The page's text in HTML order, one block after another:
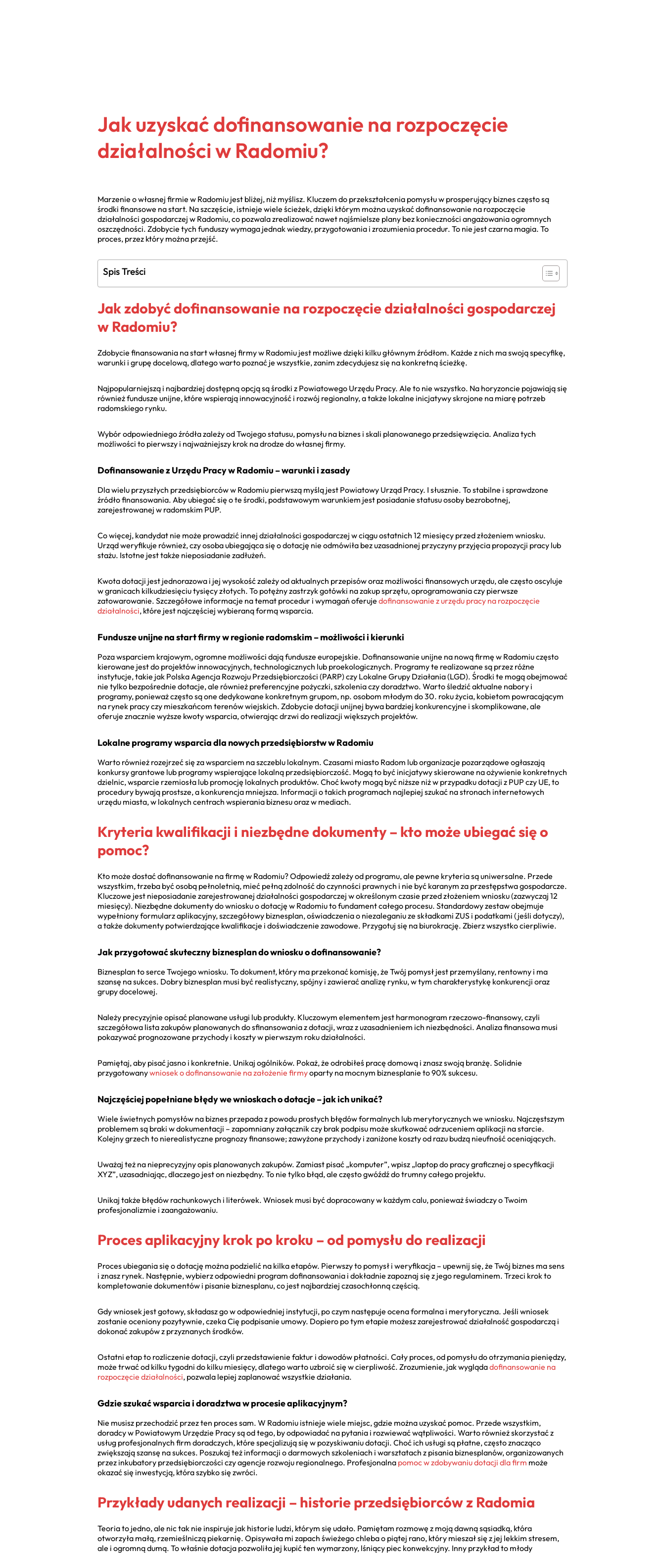
Jak uzyskać dofinansowanie na rozpoczęcie
działalności w Radomiu?
Marzenie o własnej firmie w Radomiu jest bliżej, niż myślisz. Kluczem do przekształcenia pomysłu w prosperujący biznes często są
środki finansowe na start. Na szczęście, istnieje wiele ścieżek, dzięki którym można uzyskać dofinansowanie na rozpoczęcie
działalności gospodarczej w Radomiu, co pozwala zrealizować nawet najśmielsze plany bez konieczności angażowania ogromnych
oszczędności. Zdobycie tych funduszy wymaga jednak wiedzy, przygotowania i zrozumienia procedur. To nie jest czarna magia. To
proces, przez który można przejść.
Spis Treści
Jak zdobyć dofinansowanie na rozpoczęcie działalności gospodarczej
w Radomiu?
Zdobycie finansowania na start własnej firmy w Radomiu jest możliwe dzięki kilku głównym źródłom. Każde z nich ma swoją specyfikę,
warunki i grupę docelową, dlatego warto poznać je wszystkie, zanim zdecydujesz się na konkretną ścieżkę.
Najpopularniejszą i najbardziej dostępną opcją są środki z Powiatowego Urzędu Pracy. Ale to nie wszystko. Na horyzoncie pojawiają się
również fundusze unijne, które wspierają innowacyjność i rozwój regionalny, a także lokalne inicjatywy skrojone na miarę potrzeb
radomskiego rynku.
Wybór odpowiedniego źródła zależy od Twojego statusu, pomysłu na biznes i skali planowanego przedsięwzięcia. Analiza tych
możliwości to pierwszy i najważniejszy krok na drodze do własnej firmy.
Dofinansowanie z Urzędu Pracy w Radomiu – warunki i zasady
Dla wielu przyszłych przedsiębiorców w Radomiu pierwszą myślą jest Powiatowy Urząd Pracy. I słusznie. To stabilne i sprawdzone
źródło finansowania. Aby ubiegać się o te środki, podstawowym warunkiem jest posiadanie statusu osoby bezrobotnej,
zarejestrowanej w radomskim PUP.
Co więcej, kandydat nie może prowadzić innej działalności gospodarczej w ciągu ostatnich 12 miesięcy przed złożeniem wniosku.
Urząd weryfikuje również, czy osoba ubiegająca się o dotację nie odmówiła bez uzasadnionej przyczyny przyjęcia propozycji pracy lub
stażu. Istotne jest także nieposiadanie zadłużeń.
Kwota dotacji jest jednorazowa i jej wysokość zależy od aktualnych przepisów oraz możliwości finansowych urzędu, ale często oscyluje
w granicach kilkudziesięciu tysięcy złotych. To potężny zastrzyk gotówki na zakup sprzętu, oprogramowania czy pierwsze
zatowarowanie. Szczegółowe informacje na temat procedur i wymagań oferuje dofinansowanie z urzędu pracy na rozpoczęcie
działalności, które jest najczęściej wybieraną formą wsparcia.
Fundusze unijne na start firmy w regionie radomskim – możliwości i kierunki
Poza wsparciem krajowym, ogromne możliwości dają fundusze europejskie. Dofinansowanie unijne na nową firmę w Radomiu często
kierowane jest do projektów innowacyjnych, technologicznych lub proekologicznych. Programy te realizowane są przez różne
instytucje, takie jak Polska Agencja Rozwoju Przedsiębiorczości (PARP) czy Lokalne Grupy Działania (LGD). Środki te mogą obejmować
nie tylko bezpośrednie dotacje, ale również preferencyjne pożyczki, szkolenia czy doradztwo. Warto śledzić aktualne nabory i
programy, ponieważ często są one dedykowane konkretnym grupom, np. osobom młodym do 30. roku życia, kobietom powracającym
na rynek pracy czy mieszkańcom terenów wiejskich. Zdobycie dotacji unijnej bywa bardziej konkurencyjne i skomplikowane, ale
oferuje znacznie wyższe kwoty wsparcia, otwierając drzwi do realizacji większych projektów.
Lokalne programy wsparcia dla nowych przedsiębiorstw w Radomiu
Warto również rozejrzeć się za wsparciem na szczeblu lokalnym. Czasami miasto Radom lub organizacje pozarządowe ogłaszają
konkursy grantowe lub programy wspierające lokalną przedsiębiorczość. Mogą to być inicjatywy skierowane na ożywienie konkretnych
dzielnic, wsparcie rzemiosła lub promocję lokalnych produktów. Choć kwoty mogą być niższe niż w przypadku dotacji z PUP czy UE, to
procedury bywają prostsze, a konkurencja mniejsza. Informacji o takich programach najlepiej szukać na stronach internetowych
urzędu miasta, w lokalnych centrach wspierania biznesu oraz w mediach.
Kryteria kwalifikacji i niezbędne dokumenty – kto może ubiegać się o
pomoc?
Kto może dostać dofinansowanie na firmę w Radomiu? Odpowiedź zależy od programu, ale pewne kryteria są uniwersalne. Przede
wszystkim, trzeba być osobą pełnoletnią, mieć pełną zdolność do czynności prawnych i nie być karanym za przestępstwa gospodarcze.
Kluczowe jest nieposiadanie zarejestrowanej działalności gospodarczej w określonym czasie przed złożeniem wniosku (zazwyczaj 12
miesięcy). Niezbędne dokumenty do wniosku o dotację w Radomiu to fundament całego procesu. Standardowy zestaw obejmuje
wypełniony formularz aplikacyjny, szczegółowy biznesplan, oświadczenia o niezaleganiu ze składkami ZUS i podatkami (jeśli dotyczy),
a także dokumenty potwierdzające kwalifikacje i doświadczenie zawodowe. Przygotuj się na biurokrację. Zbierz wszystko cierpliwie.
Jak przygotować skuteczny biznesplan do wniosku o dofinansowanie?
Biznesplan to serce Twojego wniosku. To dokument, który ma przekonać komisję, że Twój pomysł jest przemyślany, rentowny i ma
szansę na sukces. Dobry biznesplan musi być realistyczny, spójny i zawierać analizę rynku, w tym charakterystykę konkurencji oraz
grupy docelowej.
Należy precyzyjnie opisać planowane usługi lub produkty. Kluczowym elementem jest harmonogram rzeczowo-finansowy, czyli
szczegółowa lista zakupów planowanych do sfinansowania z dotacji, wraz z uzasadnieniem ich niezbędności. Analiza finansowa musi
pokazywać prognozowane przychody i koszty w pierwszym roku działalności.
Pamiętaj, aby pisać jasno i konkretnie. Unikaj ogólników. Pokaż, że odrobiłeś pracę domową i znasz swoją branżę. Solidnie
przygotowanywniosek o dofinansowanie na założenie firmyoparty na mocnym biznesplanie to 90% sukcesu.
Najczęściej popełniane błędy we wnioskach o dotacje – jak ich unikać?
Wiele świetnych pomysłów na biznes przepada z powodu prostych błędów formalnych lub merytorycznych we wniosku. Najczęstszym
problemem są braki w dokumentacji – zapomniany załącznik czy brak podpisu może skutkować odrzuceniem aplikacji na starcie.
Kolejny grzech to nierealistyczne prognozy finansowe; zawyżone przychody i zaniżone koszty od razu budzą nieufność oceniających.
Uważaj też na nieprecyzyjny opis planowanych zakupów. Zamiast pisać „komputer”, wpisz „laptop do pracy graficznej o specyfikacji
XYZ”, uzasadniając, dlaczego jest on niezbędny. To nie tylko błąd, ale często gwóźdź do trumny całego projektu.
Unikaj także błędów rachunkowych i literówek. Wniosek musi być dopracowany w każdym calu, ponieważ świadczy o Twoim
profesjonalizmie i zaangażowaniu.
Proces aplikacyjny krok po kroku – od pomysłu do realizacji
Proces ubiegania się o dotację można podzielić na kilka etapów. Pierwszy to pomysł i weryfikacja – upewnij się, że Twój biznes ma sens
i znasz rynek. Następnie, wybierz odpowiedni program dofinansowania i dokładnie zapoznaj się z jego regulaminem. Trzeci krok to
kompletowanie dokumentów i pisanie biznesplanu, co jest najbardziej czasochłonną częścią.
Gdy wniosek jest gotowy, składasz go w odpowiedniej instytucji, po czym następuje ocena formalna i merytoryczna. Jeśli wniosek
zostanie oceniony pozytywnie, czeka Cię podpisanie umowy. Dopiero po tym etapie możesz zarejestrować działalność gospodarczą i
dokonać zakupów z przyznanych środków.
Ostatni etap to rozliczenie dotacji, czyli przedstawienie faktur i dowodów płatności. Cały proces, od pomysłu do otrzymania pieniędzy,
może trwać od kilku tygodni do kilku miesięcy, dlatego warto uzbroić się w cierpliwość. Zrozumienie, jak wyglądadofinansowanie na
rozpoczęcie działalności, pozwala lepiej zaplanować wszystkie działania.
Gdzie szukać wsparcia i doradztwa w procesie aplikacyjnym?
Nie musisz przechodzić przez ten proces sam. W Radomiu istnieje wiele miejsc, gdzie można uzyskać pomoc. Przede wszystkim,
doradcy w Powiatowym Urzędzie Pracy są od tego, by odpowiadać na pytania i rozwiewać wątpliwości. Warto również skorzystać z
usług profesjonalnych firm doradczych, które specjalizują się w pozyskiwaniu dotacji. Choć ich usługi są płatne, często znacząco
zwiększają szansę na sukces. Poszukaj też informacji o darmowych szkoleniach i warsztatach z pisania biznesplanów, organizowanych
przez inkubatory przedsiębiorczości czy agencje rozwoju regionalnego. Profesjonalna pomoc w zdobywaniu dotacji dla firm może
okazać się inwestycją, która szybko się zwróci.
Przykłady udanych realizacji – historie przedsiębiorców z Radomia
Teoria to jedno, ale nic tak nie inspiruje jak historie ludzi, którym się udało. Pamiętam rozmowę z moją dawną sąsiadką, która
otworzyła małą, rzemieślniczą piekarnię. Opisywała mi zapach świeżego chleba o piątej rano, który mieszał się z jej lekkim stresem,
ale i ogromną dumą. To właśnie dotacja pozwoliła jej kupić ten wymarzony, lśniący piec konwekcyjny. Inny przykład to młody